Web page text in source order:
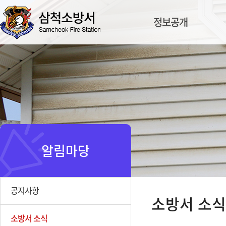
정보공개
알림마당
공지사항
소방서 소식
소방서 소식